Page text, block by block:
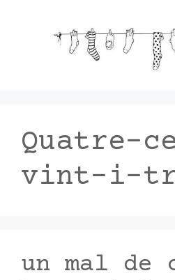
Quatre-
vint-i-
un mal de